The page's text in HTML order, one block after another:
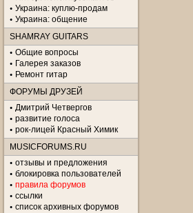
Украина: куплю-продам
Украина: общение
SHAMRAY GUITARS
Общие вопросы
Галерея заказов
Ремонт гитар
ФОРУМЫ ДРУЗЕЙ
Дмитрий Четвергов
развитие голоса
рок-лицей Красный Химик
MUSICFORUMS.RU
отзывы и предложения
блокировка пользователей
правила форумов
ссылки
список архивных форумов